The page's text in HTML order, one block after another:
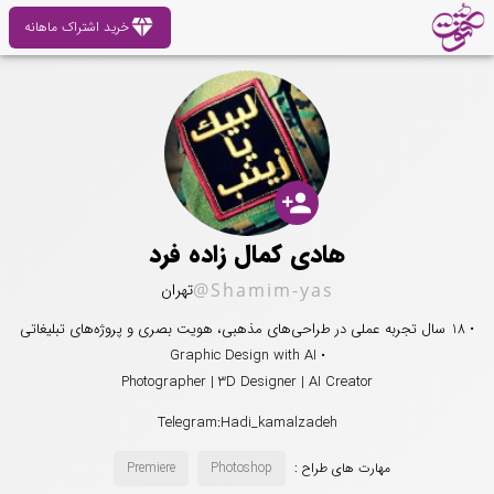
diamondخرید اشتراک ماهانه
person_add
هادی کمال زاده فرد
@Shamim-yasتهران
• 18 سال تجربه عملی در طراحی‌های مذهبی، هویت بصری و پروژه‌های تبلیغاتی
• Graphic Design with AI
Photographer | 3D Designer | AI Creator
Telegram:Hadi_kamalzadeh
مهارت های طراح : Photoshop
Premiere